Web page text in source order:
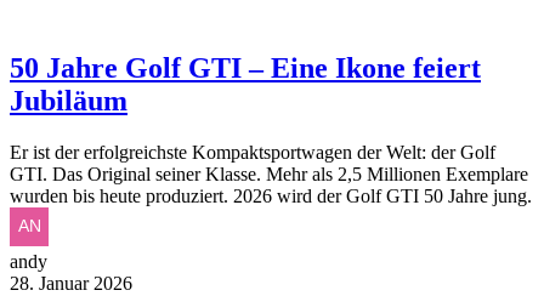
50 Jahre Golf GTI – Eine Ikone feiert
Jubiläum
Er ist der erfolgreichste Kompaktsportwagen der Welt: der Golf
GTI. Das Original seiner Klasse. Mehr als 2,5 Millionen Exemplare
wurden bis heute produziert. 2026 wird der Golf GTI 50 Jahre jung.
andy
28. Januar 2026